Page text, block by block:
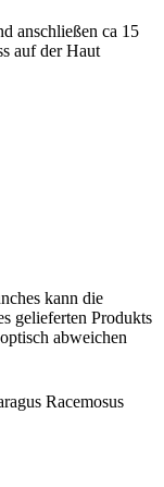
anschließen ca 15
auf der Haut
kann die
gelieferten Produkts
abweichen
Racemosus